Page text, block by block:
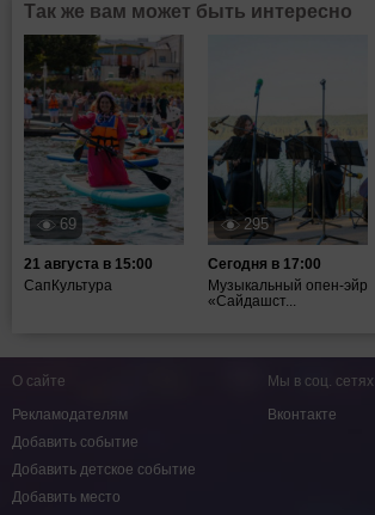
Так же вам может быть интересно
69
21 августа в 15:00
СапКультура
295
Сегодня в 17:00
Музыкальный опен-эйр
«Сайдашст...
О сайте
Рекламодателям
Добавить событие
Добавить детское событие
Добавить место
Мы в соц. сетях
Вконтакте